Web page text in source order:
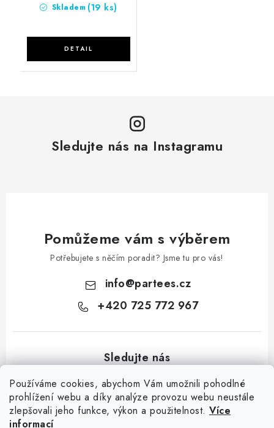
Používáme cookies, abychom Vám umožnili pohodlné
prohlížení webu a díky analýze provozu webu neustále
zlepšovali jeho funkce, výkon a použitelnost. Více
informací
Skladem (19 ks)
Sledujte nás na Instagramu
Pomůžeme vám s výběrem
Potřebujete s něčím poradit? Jsme tu pro vás!
info@partees.cz
+420 725 772 967